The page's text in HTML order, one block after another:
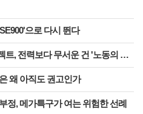
으로 다시 뛴다
력보다 무서운 건 '노동의 실종'이다
왜 아직도 권고인가
정, 메가특구가 여는 위험한 선례